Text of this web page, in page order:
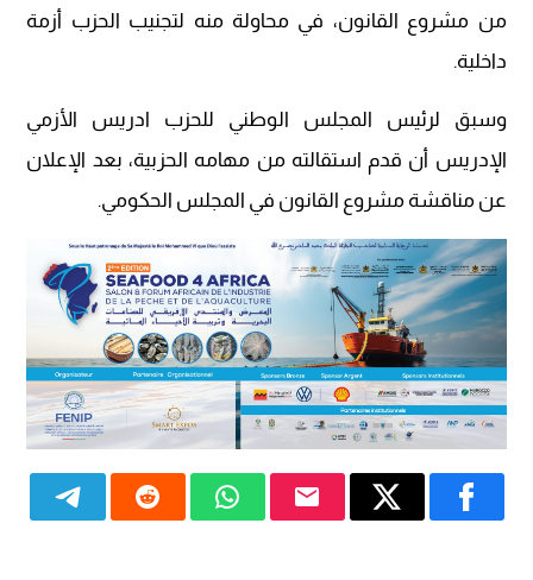
من مشروع القانون، في محاولة منه لتجنيب الحزب أزمة
داخلية.
وسبق لرئيس المجلس الوطني للحزب ادريس الأزمي
الإدريس أن قدم استقالته من مهامه الحزبية، بعد الإعلان
عن مناقشة مشروع القانون في المجلس الحكومي.